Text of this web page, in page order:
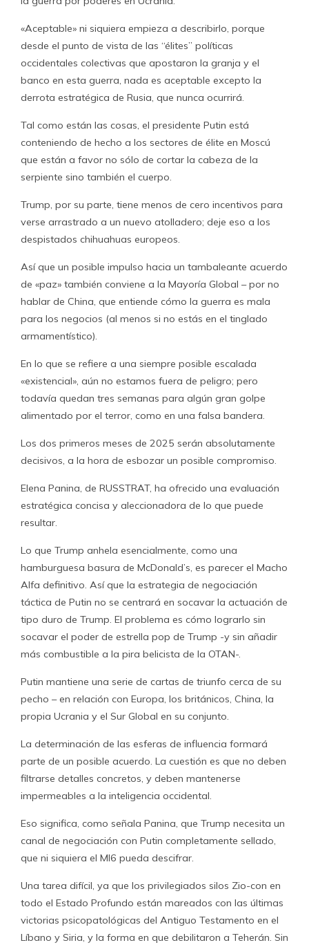
«Aceptable» ni siquiera empieza a describirlo, porque
desde el punto de vista de las “élites” políticas
occidentales colectivas que apostaron la granja y el
banco en esta guerra, nada es aceptable excepto la
derrota estratégica de Rusia, que nunca ocurrirá.
Tal como están las cosas, el presidente Putin está
conteniendo de hecho a los sectores de élite en Moscú
que están a favor no sólo de cortar la cabeza de la
serpiente sino también el cuerpo.
Trump, por su parte, tiene menos de cero incentivos para
verse arrastrado a un nuevo atolladero; deje eso a los
despistados chihuahuas europeos.
Así que un posible impulso hacia un tambaleante acuerdo
de «paz» también conviene a la Mayoría Global – por no
hablar de China, que entiende cómo la guerra es mala
para los negocios (al menos si no estás en el tinglado
armamentístico).
En lo que se refiere a una siempre posible escalada
«existencial», aún no estamos fuera de peligro; pero
todavía quedan tres semanas para algún gran golpe
alimentado por el terror, como en una falsa bandera.
Los dos primeros meses de 2025 serán absolutamente
decisivos, a la hora de esbozar un posible compromiso.
Elena Panina, de RUSSTRAT, ha ofrecido una evaluación
estratégica concisa y aleccionadora de lo que puede
resultar.
Lo que Trump anhela esencialmente, como una
hamburguesa basura de McDonald’s, es parecer el Macho
Alfa definitivo. Así que la estrategia de negociación
táctica de Putin no se centrará en socavar la actuación de
tipo duro de Trump. El problema es cómo lograrlo sin
socavar el poder de estrella pop de Trump -y sin añadir
más combustible a la pira belicista de la OTAN-.
Putin mantiene una serie de cartas de triunfo cerca de su
pecho – en relación con Europa, los británicos, China, la
propia Ucrania y el Sur Global en su conjunto.
La determinación de las esferas de influencia formará
parte de un posible acuerdo. La cuestión es que no deben
filtrarse detalles concretos, y deben mantenerse
impermeables a la inteligencia occidental.
Eso significa, como señala Panina, que Trump necesita un
canal de negociación con Putin completamente sellado,
que ni siquiera el MI6 pueda descifrar.
Una tarea difícil, ya que los privilegiados silos Zio-con en
todo el Estado Profundo están mareados con las últimas
victorias psicopatológicas del Antiguo Testamento en el
Líbano y Siria, y la forma en que debilitaron a Teherán. Sin